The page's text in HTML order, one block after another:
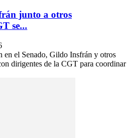
junto a otros
se...
en el Senado, Gildo Insfrán y otros
dirigentes de la CGT para coordinar